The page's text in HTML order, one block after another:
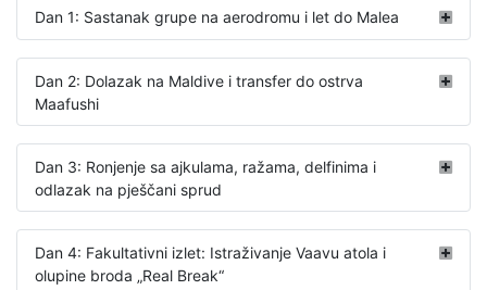
Dan 1: Sastanak grupe na aerodromu i let do Malea
Dan 2: Dolazak na Maldive i transfer do ostrva
Maafushi
Dan 3: Ronjenje sa ajkulama, ražama, delfinima i
odlazak na pješčani sprud
Dan 4: Fakultativni izlet: Istraživanje Vaavu atola i
olupine broda „Real Break­­­“